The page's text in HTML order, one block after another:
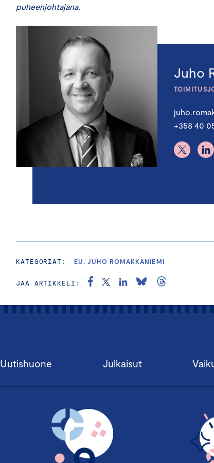
puheenjohtajana.
Juho
+358 40
KATEGORIAT: EU, JUHO ROMAKKANIEMI
JAA ARTIKKELI:
Uutishuone Julkaisut